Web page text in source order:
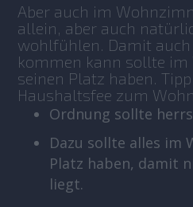
Aber auch im
allein, aber auch
wohlfühlen. Damit auch
kommen kann sollte
seinen Platz haben.
Haushaltsfee zum
Ordnung sollte
Dazu sollte alles im
Platz haben, damit
liegt.